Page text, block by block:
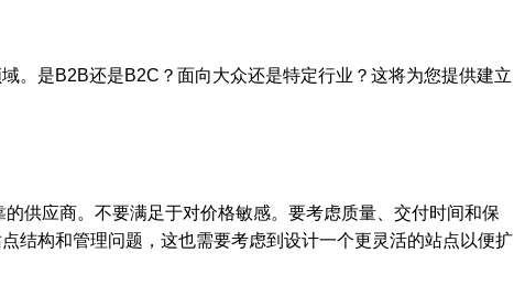
。是B2B还是B2C？面向大众还是特定行业？这将为您提供建立
供应商。不要满足于对价格敏感。要考虑质量、交付时间和保
结构和管理问题，这也需要考虑到设计一个更灵活的站点以便扩